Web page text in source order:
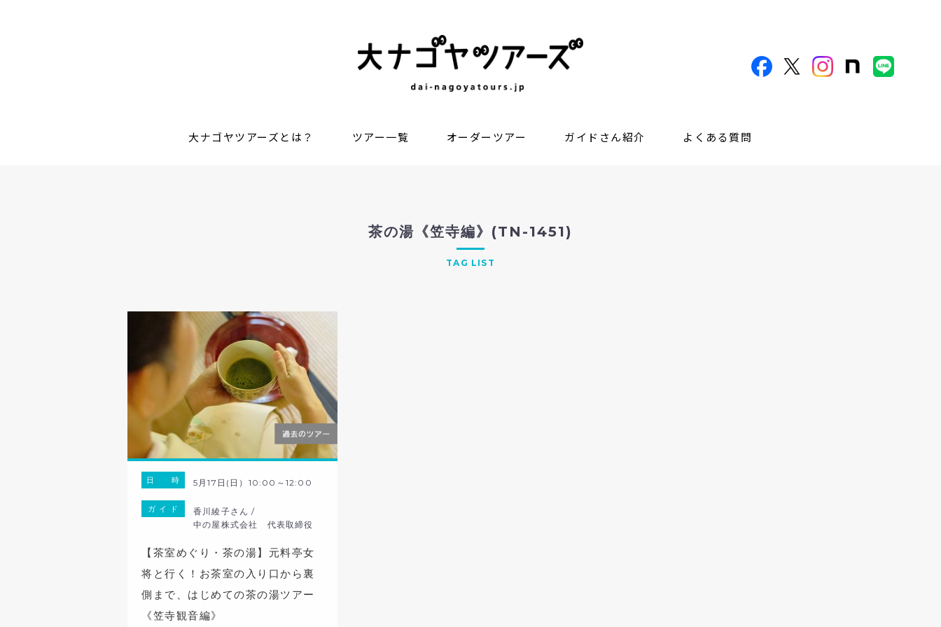
大ナゴヤツアーズとは？ ツアー一覧 オーダーツアー ガイドさん紹介 よくある質問
茶の湯《笠寺編》(TN-1451)
TAG LIST
日 時 5月17日(日）10:00～12:00
ガ イ ド
香川綾子さん /
中の屋株式会社 代表取締役
【茶室めぐり・茶の湯】元料亭女
将と行く！お茶室の入り口から裏
側まで、はじめての茶の湯ツアー
《笠寺観音編》